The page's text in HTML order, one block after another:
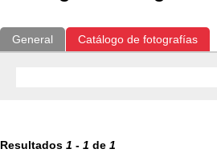
General Catálogo de fotografías
Resultados 1 - 1 de 1